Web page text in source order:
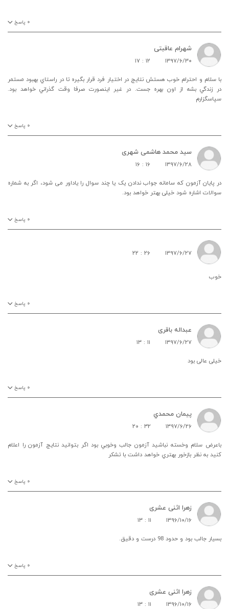
۰ پاسخ
شهرام عاقبتی
۱۳۹۷/۶/۳۰ ۱۷ : ۱۲
با سلام و احترام خوب هستش نتايج در اختيار فرد قرار بگيره تا در راستاي بهبود مستمر
در زندگي بشه از اون بهره جست. در غير اينصورت صرفا وقت گذراني خواهد بود.
سپاسگزارم
۰ پاسخ
سید محمد هاشمی شهری
۱۳۹۷/۶/۲۸ ۱۶ : ۱۶
در پایان آزمون که سامانه جواب ندادن یک یا چند سوال را یاداور می شود، اگر به شماره
سوالات اشاره شود خیلی بهتر خواهد بود.
۰ پاسخ
۱۳۹۷/۶/۲۷ ۲۲ : ۲۶
خوب
۰ پاسخ
عبداله باقری
۱۳۹۷/۶/۲۷ ۱۳ : ۱۱
خیلی عالی بود
۰ پاسخ
پيمان محمدي
۱۳۹۷/۶/۲۶ ۲۰ : ۳۲
باعرض سلام وخسته نباشيد آزمون جالب وخوبي بود اگر بتوانيد نتايج آزمون را اعلام
كنيد به نظر بازخور بهتري خواهد داشت با تشكر
۰ پاسخ
زهرا اثنی عشری
۱۳۹۶/۱۰/۱۶ ۱۳ : ۱۱
بسیار جالب بود و حدود 98 درست و دقیق.
۰ پاسخ
زهرا اثنی عشری
۱۳۹۶/۱۰/۱۶ ۱۳ : ۱۱